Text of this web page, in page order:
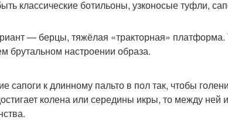
классические ботильоны, узконосые туфли,
— берцы, тяжёлая «тракторная» платформа.
брутальном настроении образа.
сапоги к длинному пальто в пол так, чтобы
колена или середины икры, то между